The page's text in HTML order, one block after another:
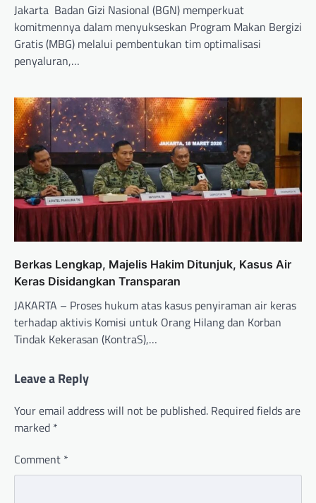
Jakarta  Badan Gizi Nasional (BGN) memperkuat
komitmennya dalam menyukseskan Program Makan Bergizi
Gratis (MBG) melalui pembentukan tim optimalisasi
penyaluran,…
Berkas Lengkap, Majelis Hakim Ditunjuk, Kasus Air
Keras Disidangkan Transparan
JAKARTA – Proses hukum atas kasus penyiraman air keras
terhadap aktivis Komisi untuk Orang Hilang dan Korban
Tindak Kekerasan (KontraS),…
Leave a Reply
Your email address will not be published. Required fields are
marked *
Comment *